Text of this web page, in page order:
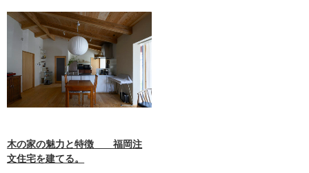
木の家の魅力と特徴 福岡注
文住宅を建てる。